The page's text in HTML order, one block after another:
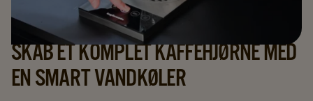
SKAB ET KOMPLET KAFFEHJØRNE MED
EN SMART VANDKØLER